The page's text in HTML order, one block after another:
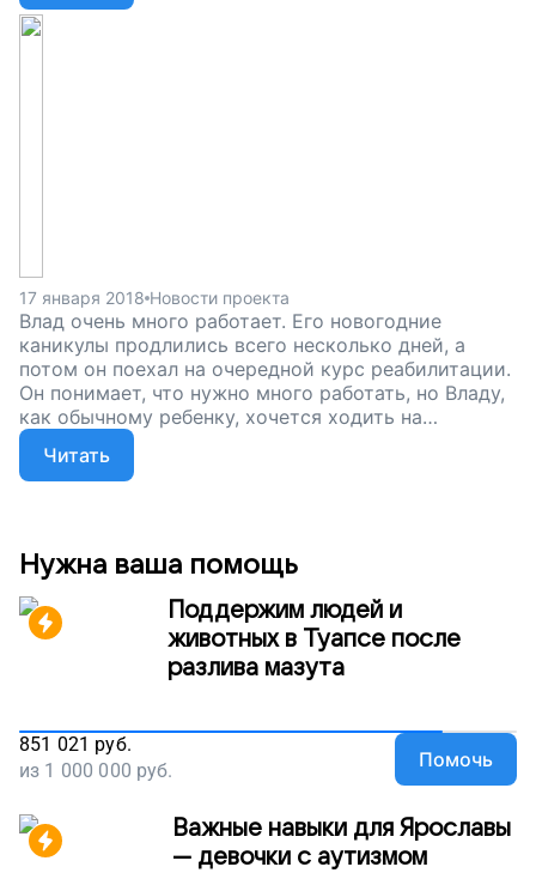
преодолеть свое тело, научиться им управлять и
сделать первые шаги, поддержите наш проект!
17 января 2018 Новости проекта
Влад очень много работает. Его новогодние
каникулы продлились всего несколько дней, а
потом он поехал на очередной курс реабилитации.
Он понимает, что нужно много работать, но Владу,
как обычному ребенку, хочется ходить на
утренники, а не лежать в больнице. Вы можете
помочь мальчику начать ходить — сейчас мы
собираем деньги на специальный тренажер,
поддержите наш проект!
Читать
Нужна ваша помощь
Поддержим людей и
животных в Туапсе после
разлива мазута
851 021 руб.
из 1 000 000 руб. Помочь
Важные навыки для Ярославы
— девочки с аутизмом